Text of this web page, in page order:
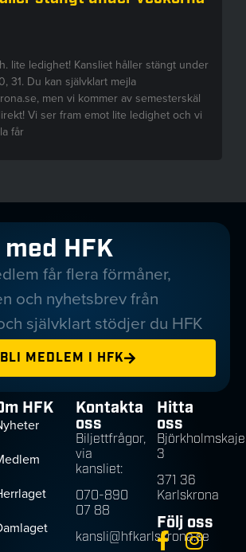
lite ledighet! Kansliet håller stängt under
31. Du kan självklart mejla
men vi kommer av semesterskäl
Vi ser fram emot lite ledighet och vi
får
HFK
får flera förmåner,
och nyhetsbrev från
självklart stödjer du HFK
BLI MEDLEM I HFK
HFK Kontakta
oss
Biljettfrågor,
via
kansliet:
070-890
07 88
kansli@hfkarlskrona.se
Hitta
oss
3
371 36
Karlskrona
Följ oss